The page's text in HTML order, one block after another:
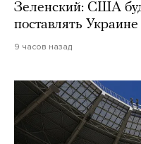
Зеленский: США
поставлять
9 часов назад